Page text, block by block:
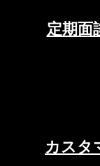
定期面
カスタ